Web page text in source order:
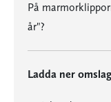
På
år"?
Ladda ner omslag